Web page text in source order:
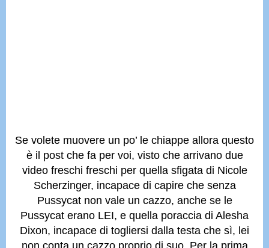
Se volete muovere un po’ le chiappe allora questo
è il post che fa per voi, visto che arrivano due
video freschi freschi per quella sfigata di Nicole
Scherzinger, incapace di capire che senza
Pussycat non vale un cazzo, anche se le
Pussycat erano LEI, e quella poraccia di Alesha
Dixon, incapace di togliersi dalla testa che sì, lei